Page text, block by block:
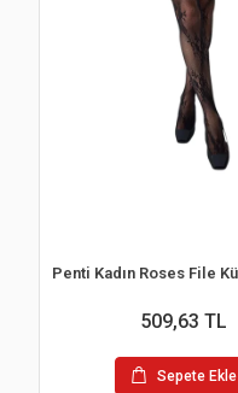
509,63 TL
Sepete Ekle